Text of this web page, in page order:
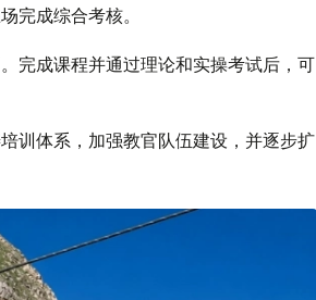
完成综合考核。
完成课程并通过理论和实操考试后，可
训体系，加强教官队伍建设，并逐步扩